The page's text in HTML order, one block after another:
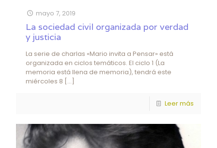
mayo 7, 2019
La sociedad civil organizada por verdad
y justicia
La serie de charlas «Mario invita a Pensar» está
organizada en ciclos temáticos. El ciclo 1 (La
memoria está llena de memoria), tendrá este
miércoles 8 […]
Leer más